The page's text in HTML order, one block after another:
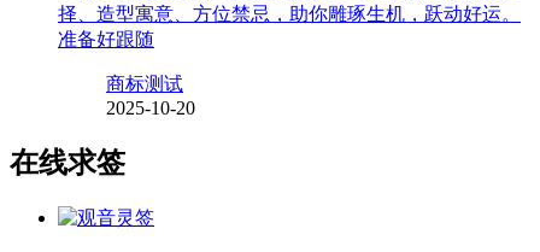
择、造型寓意、方位禁忌，助你雕琢生机，跃动好运。
准备好跟随
商标测试
2025-10-20
在线求签